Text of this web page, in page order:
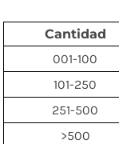
Cantidad
001-100
101-250
251-500
>500